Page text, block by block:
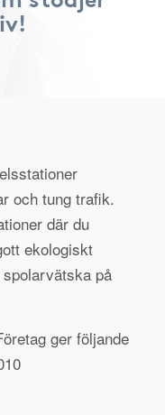
och tung trafik.
där du
ekologiskt
på
ger följande